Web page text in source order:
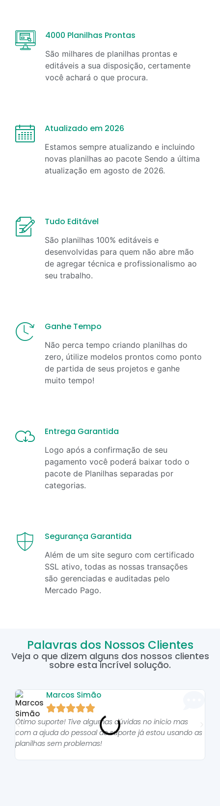
4000 Planilhas Prontas
São milhares de planilhas prontas e
editáveis a sua disposição, certamente
você achará o que procura.
Atualizado em 2026
Estamos sempre atualizando e incluindo
novas planilhas ao pacote Sendo a última
atualização em agosto de 2026.
Tudo Editável
São planilhas 100% editáveis e
desenvolvidas para quem não abre mão
de agregar técnica e profissionalismo ao
seu trabalho.
Ganhe Tempo
Não perca tempo criando planilhas do
zero, útilize modelos prontos como ponto
de partida de seus projetos e ganhe
muito tempo!
Entrega Garantida
Logo após a confirmação de seu
pagamento você poderá baixar todo o
pacote de Planilhas separadas por
categorias.
Segurança Garantida
Além de um site seguro com certificado
SSL ativo, todas as nossas transações
são gerenciadas e auditadas pelo
Mercado Pago.
Palavras dos Nossos Clientes
Veja o que dizem alguns dos nossos clientes
sobre esta incrível solução.
Marcos Simão

Ótimo suporte! Tive algumas dúvidas no inicio mas
com a ajuda do pessoal do suporte já estou usando as
planilhas sem problemas!